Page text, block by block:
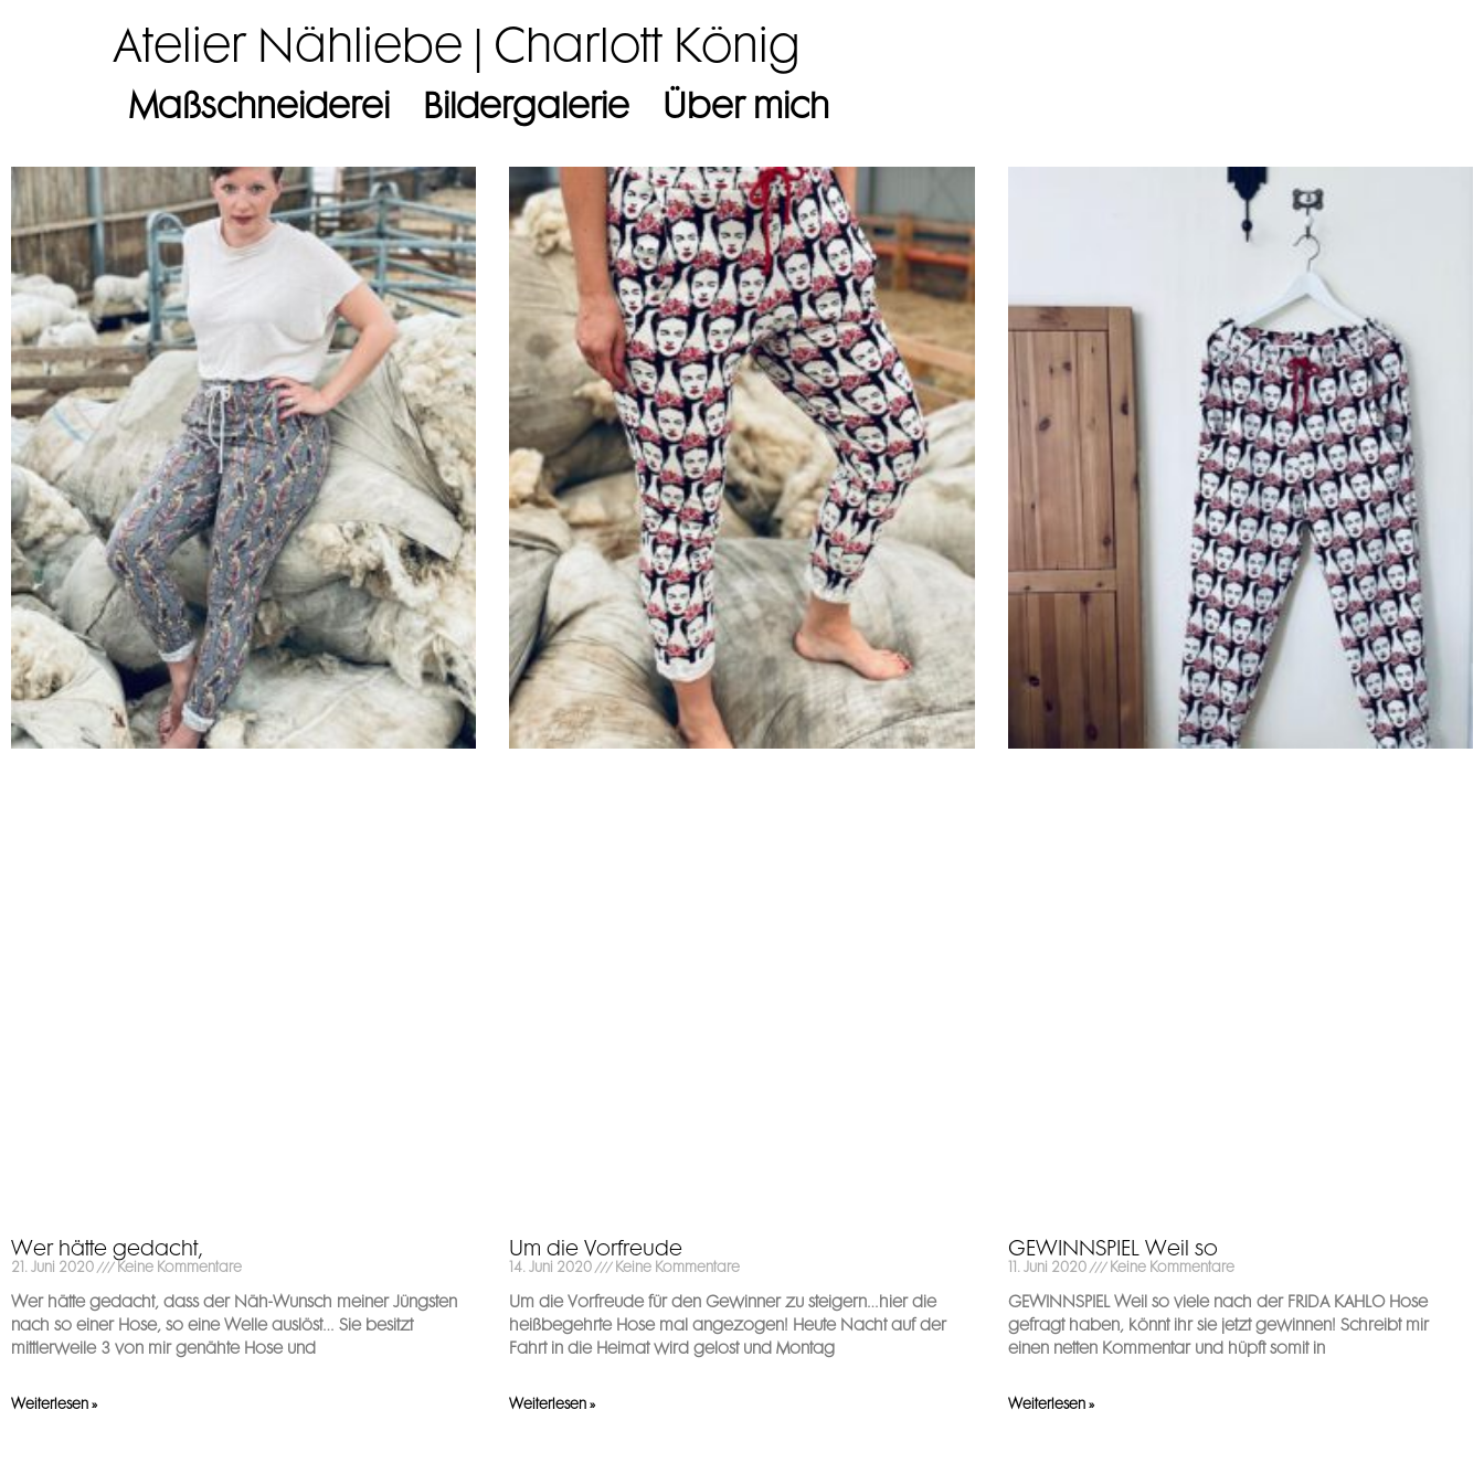
Atelier Nähliebe | Charlott König
Maßschneiderei Bildergalerie Über mich
Wer hätte gedacht,
21. Juni 2020 Keine Kommentare
Wer hätte gedacht, dass der Näh-Wunsch meiner Jüngsten
nach so einer Hose, so eine Welle auslöst… Sie besitzt
mittlerweile 3 von mir genähte Hose und
Weiterlesen »
Um die Vorfreude
14. Juni 2020 Keine Kommentare
Um die Vorfreude für den Gewinner zu steigern…hier die
heißbegehrte Hose mal angezogen! Heute Nacht auf der
Fahrt in die Heimat wird gelost und Montag
Weiterlesen »
GEWINNSPIEL Weil so
11. Juni 2020 Keine Kommentare
GEWINNSPIEL Weil so viele nach der FRIDA KAHLO Hose
gefragt haben, könnt ihr sie jetzt gewinnen! Schreibt mir
einen netten Kommentar und hüpft somit in
Weiterlesen »